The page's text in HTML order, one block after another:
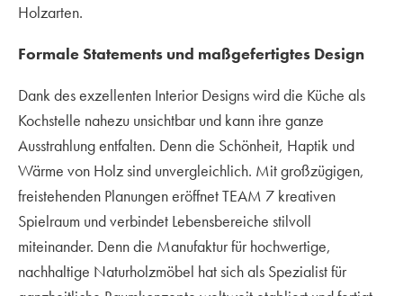
Holzarten.
Formale Statements und maßgefertigtes Design
Dank des exzellenten Interior Designs wird die Küche als
Kochstelle nahezu unsichtbar und kann ihre ganze
Ausstrahlung entfalten. Denn die Schönheit, Haptik und
Wärme von Holz sind unvergleichlich. Mit großzügigen,
freistehenden Planungen eröffnet TEAM 7 kreativen
Spielraum und verbindet Lebensbereiche stilvoll
miteinander. Denn die Manufaktur für hochwertige,
nachhaltige Naturholzmöbel hat sich als Spezialist für